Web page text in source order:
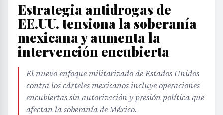
Estrategia antidrogas de
EE.UU. tensiona la soberanía
mexicana y aumenta la
intervención encubierta
El nuevo enfoque militarizado de Estados Unidos
contra los cárteles mexicanos incluye operaciones
encubiertas sin autorización y presión política que
afectan la soberanía de México.